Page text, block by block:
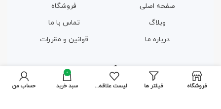
صفحه اصلی
فروشگاه
وبلاگ
تماس با ما
درباره ما
قوانین و مقررات
مجوزها و گواهینامه ها
فروشگاه فیلتر ها لیست علاقه مندی ها
0
سبد خرید حساب من